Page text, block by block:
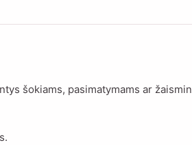
šokiams, pasimatymams ar